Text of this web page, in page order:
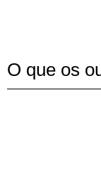
O que os